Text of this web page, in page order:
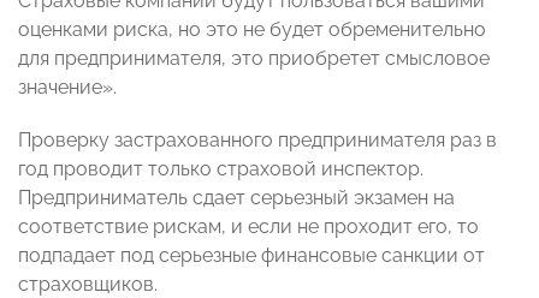
оценками риска, но это не будет обременительно
для предпринимателя, это приобретет смысловое
значение».
Проверку застрахованного предпринимателя раз в
год проводит только страховой инспектор.
Предприниматель сдает серьезный экзамен на
соответствие рискам, и если не проходит его, то
подпадает под серьезные финансовые санкции от
страховщиков.